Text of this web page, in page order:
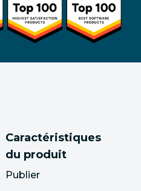
Caractéristiques
du produit
Publier